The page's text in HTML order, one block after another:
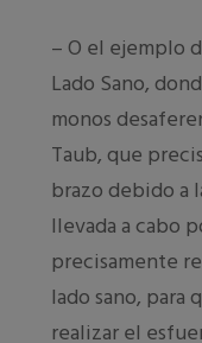
– O el ejemplo
Lado Sano,
monos
Taub, que
brazo debido a
llevada a cabo
precisamente
lado sano,
realizar el